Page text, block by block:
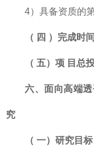
4）具备资质的
（ 四 ）完成时
（ 五）项 目总
六、面向高端
究
（ 一）研究目标